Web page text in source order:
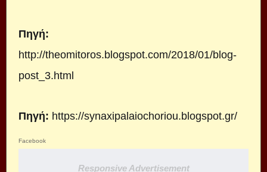
Πηγή:
http://theomitoros.blogspot.com/2018/01/blog-
post_3.html
Πηγή: https://synaxipalaiochoriou.blogspot.gr/
Facebook
Responsive Advertisement